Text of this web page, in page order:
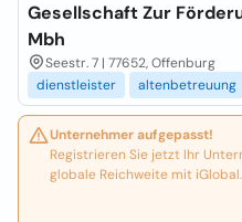
Gesellschaft Zur
Mbh
Seestr. 7 | 77652, Offenburg
dienstleister
altenbetreuung
Unternehmer aufgepasst!
Registrieren Sie jetzt Ihr
globale Reichweite mit iGlobal.